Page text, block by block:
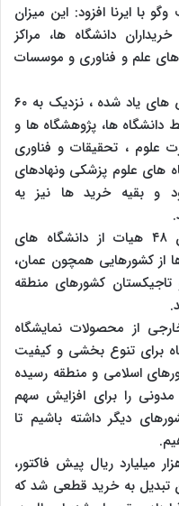
با ایرنا افزود: این میزان
دانشگاه ها، مراکز
علم و فناوری و موسسات
قادری فر اظهارکرد: از بین ثبت سفارش های یاد شده ، نزدیک به ۶۰
ها، پژوهشگاه ها و
علوم ، تحقیقات و فناوری
های علوم پزشکی ونهادهای
و بقیه خرید ها نیز یه
وی افزود: امسال خوشبختانه میزبان ۴۸ هیات از دانشگاه های
از کشورهایی همچون عمان،
تاجیکستان کشورهای منطقه
از محصولات نمایشگاه
برای تنوع بخشی و کیفیت
اسلامی و منطقه رسیده
را برای افزایش سهم
دیگر داشته باشیم تا
سال گذشته نزدیک به ۱۶ هزار میلیارد ریال پیش فاکتور،
ریال آن تبدیل به خرید قطعی شد که